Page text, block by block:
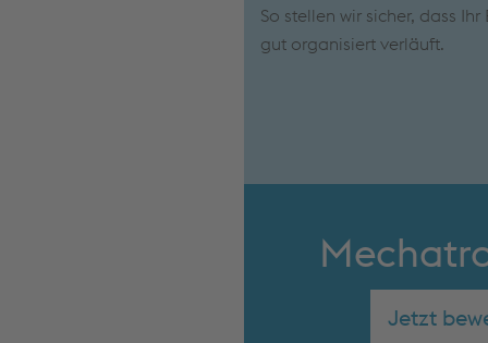
So stellen wir sicher, dass
gut organisiert verläuft.
Jetzt